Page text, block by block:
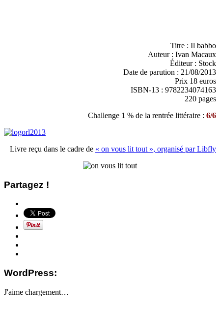
Titre : Il babbo
Auteur : Ivan Macaux
Éditeur : Stock
Date de parution : 21/08/2013
Prix 18 euros
ISBN-13 : 9782234074163
220 pages
Challenge 1 % de la rentrée littéraire : 6/6
Livre reçu dans le cadre de « on vous lit tout », organisé par Libfly
Partagez !
WordPress:
J'aime chargement…